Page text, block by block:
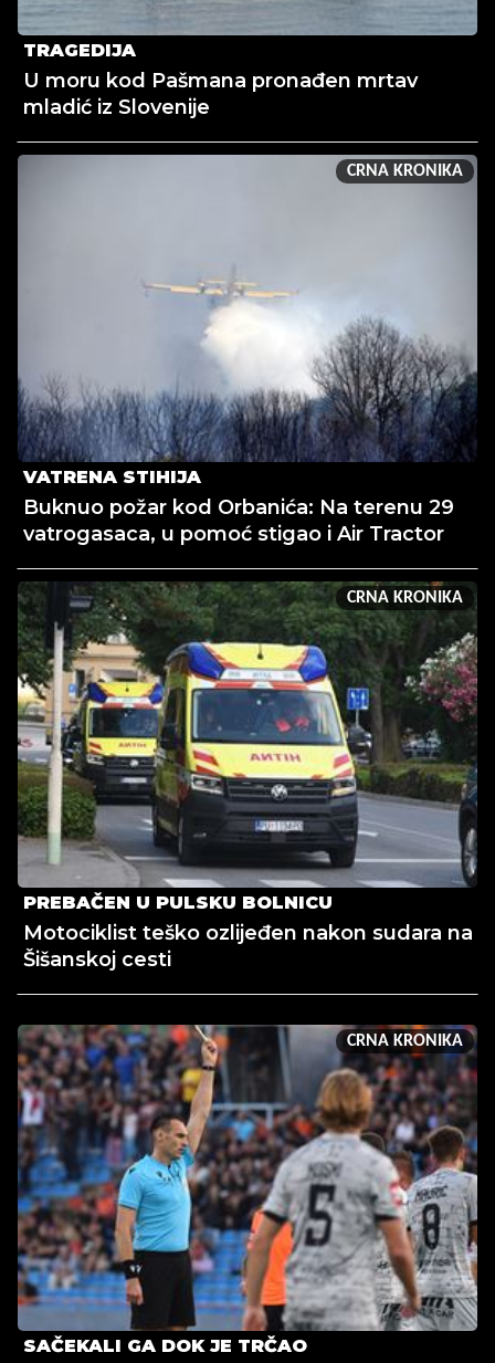
TRAGEDIJA
U moru kod Pašmana pronađen mrtav
mladić iz Slovenije
CRNA KRONIKA
VATRENA STIHIJA
Buknuo požar kod Orbanića: Na terenu 29
vatrogasaca, u pomoć stigao i Air Tractor
CRNA KRONIKA
PREBAČEN U PULSKU BOLNICU
Motociklist teško ozlijeđen nakon sudara na
Šišanskoj cesti
CRNA KRONIKA
SAČEKALI GA DOK JE TRČAO